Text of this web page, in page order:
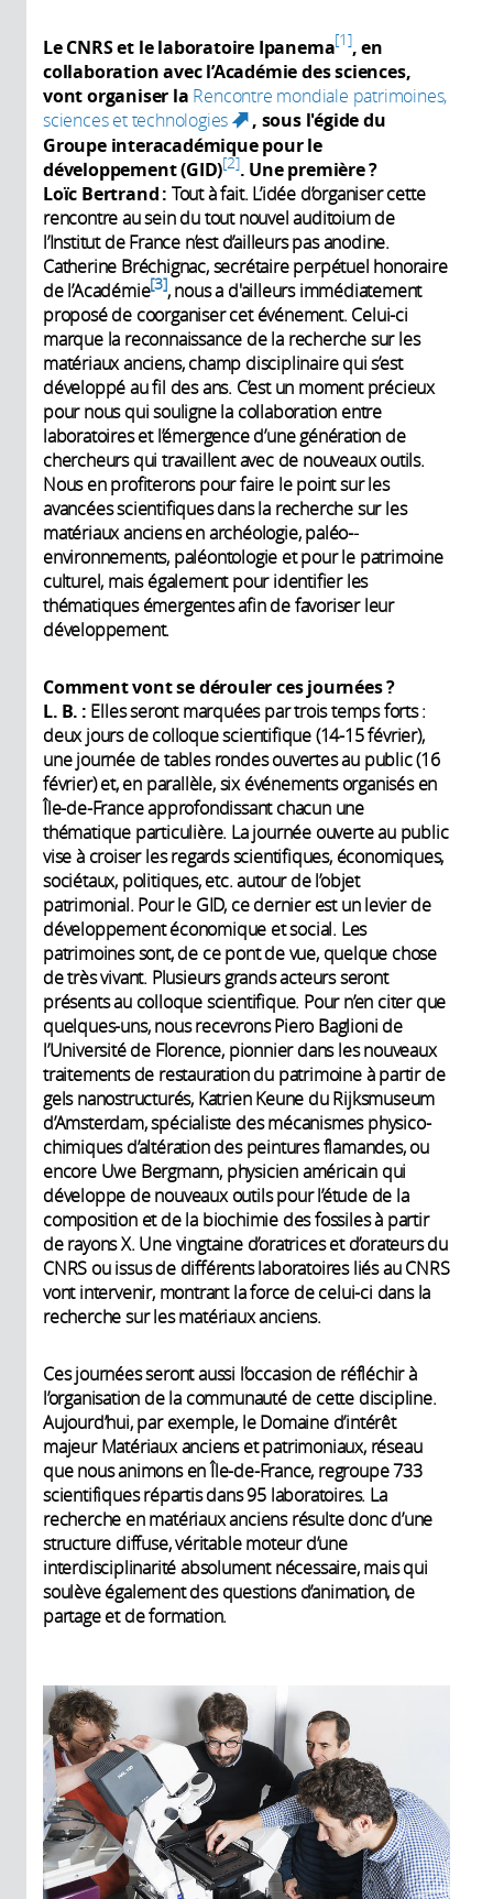
Le CNRS et le laboratoire Ipanema 1 , en
collaboration avec l’Académie des sciences,
vont organiser la Rencontre mondiale patrimoines,
sciences et technologies
(link is external)
, sous l'égide du
Groupe interacadémique pour le
développement (GID) 2 . Une première ?
Loïc Bertrand : Tout à fait. L’idée d’organiser cette
rencontre au sein du tout nouvel auditoium de
l’Institut de France n’est d’ailleurs pas anodine.
Catherine Bréchignac, secrétaire perpétuel honoraire
de l’Académie 3 , nous a d'ailleurs immédiatement
proposé de coorganiser cet événement. Celui-ci
marque la reconnaissance de la recherche sur les
matériaux anciens, champ disciplinaire qui s’est
développé au fil des ans. C’est un moment précieux
pour nous qui souligne la collaboration entre
laboratoires et l’émergence d’une génération de
chercheurs qui travaillent avec de nouveaux outils.
Nous en profiterons pour faire le point sur les
avancées scientifiques dans la recherche sur les
matériaux anciens en archéologie, paléo-­
environnements, paléontologie et pour le patrimoine
culturel, mais également pour identifier les
thématiques émergentes afin de favoriser leur
développement.
Comment vont se dérouler ces journées ?
L. B. : Elles seront marquées par trois temps forts :
deux jours de colloque scientifique (14-15 février),
une journée de tables rondes ouvertes au public (16
février) et, en parallèle, six événements organisés en
Île-de-France approfondissant chacun une
thématique particulière. La journée ouverte au public
vise à croiser les regards scientifiques, économiques,
sociétaux, politiques, etc. autour de l’objet
patrimonial. Pour le GID, ce dernier est un levier de
développement économique et social. Les
patrimoines sont, de ce pont de vue, quelque chose
de très vivant. Plusieurs grands acteurs seront
présents au colloque scientifique. Pour n’en citer que
quelques-uns, nous recevrons Piero Baglioni de
l’Université de Florence, pionnier dans les nouveaux
traitements de restauration du patrimoine à partir de
gels nanostructurés, Katrien Keune du Rijksmuseum
d’Amsterdam, spécialiste des mécanismes ­physico-
chimiques d’altération des peintures flamandes, ou
encore Uwe Bergmann, physicien américain qui
développe de nouveaux outils pour l’étude de la
composition et de la biochimie des fossiles à partir
de rayons X. Une vingtaine d’oratrices et d’orateurs du
CNRS ou issus de différents laboratoires liés au CNRS
vont intervenir, montrant la force de celui-ci dans la
recherche sur les matériaux anciens.
Ces journées seront aussi l’occasion de réfléchir à
l’organisation de la communauté de cette discipline.
Aujourd’hui, par exemple, le Domaine d’intérêt
majeur Matériaux anciens et patrimoniaux, réseau
que nous animons en Île-de-France, regroupe 733
scientifiques répartis dans 95 laboratoires. La
recherche en matériaux anciens résulte donc d’une
structure diffuse, véritable moteur d’une
interdisciplinarité absolument nécessaire, mais qui
soulève également des questions d’animation, de
partage et de formation.